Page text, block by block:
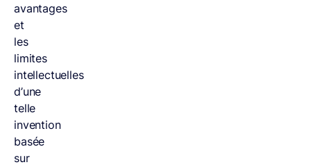
avantages
et
les
limites
intellectuelles
d’une
telle
invention
basée
sur